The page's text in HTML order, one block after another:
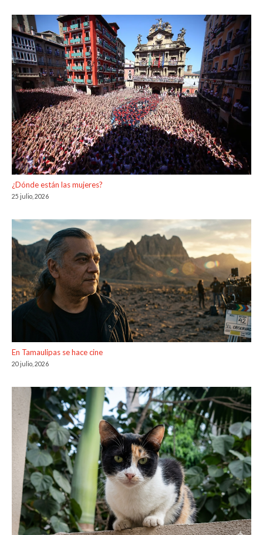
¿Dónde están las mujeres?
25 julio, 2026
En Tamaulipas se hace cine
20 julio, 2026